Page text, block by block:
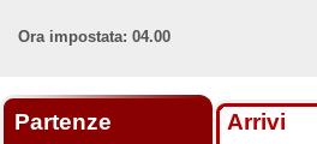
Ora impostata: 04.00
Partenze Arrivi